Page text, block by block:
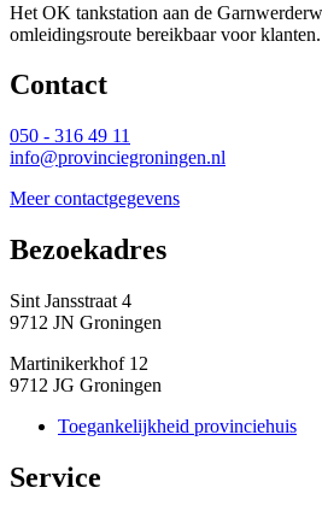
Het OK tankstation aan de
omleidingsroute bereikbaar voor klanten.
Contact
050 - 316 49 11
info@provinciegroningen.nl
Meer contactgegevens
Bezoekadres
Sint Jansstraat 4
9712 JN Groningen
Martinikerkhof 12
9712 JG Groningen
Toegankelijkheid provinciehuis
Service